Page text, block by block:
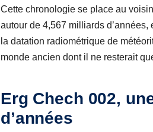
Cette chronologie se place au
autour de 4,567 milliards d’années,
la datation radiométrique de
monde ancien dont il ne resterait
Erg Chech 002,
d’années